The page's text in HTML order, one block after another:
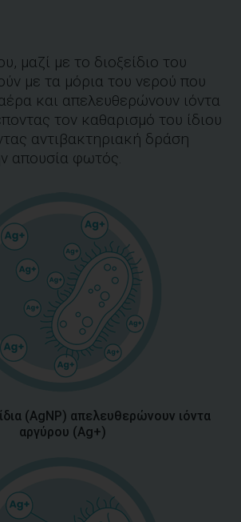
μαζί με το διοξείδιο του
με τα μόρια του νερού που
και απελευθερώνουν ιόντα
τον καθαρισμό του ίδιου
αντιβακτηριακή δράση
απουσία φωτός.
(AgNP) απελευθερώνουν ιόντα
αργύρου (Ag+)